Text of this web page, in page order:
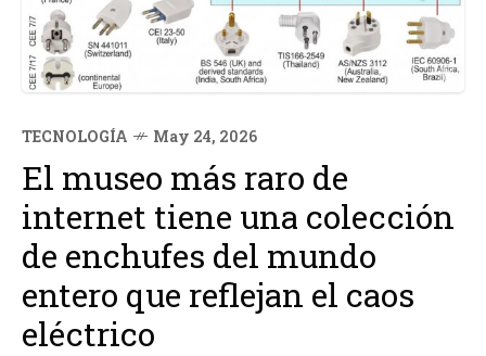
TECNOLOGÍA May 24, 2026
El museo más raro de
internet tiene una colección
de enchufes del mundo
entero que reflejan el caos
eléctrico